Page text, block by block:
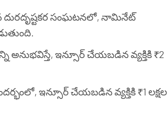
సంఘటనలో, నామినేట్
ఇన్సూర్ చేయబడిన వ్యక్తికి ₹2
ఇన్సూర్ చేయబడిన వ్యక్తికి ₹1 లక్షల